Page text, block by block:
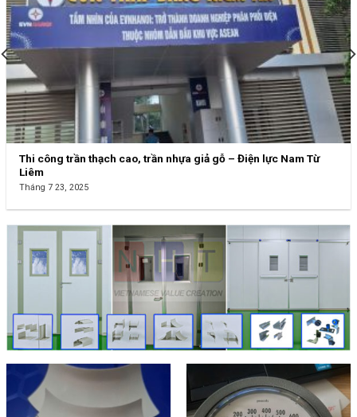
Thi công trần thạch cao, trần nhựa giả gỗ – Điện lực Nam Từ
Liêm
Tháng 7 23, 2025